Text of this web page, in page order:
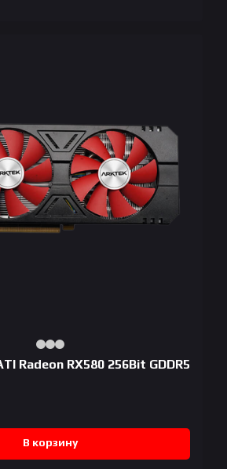
Radeon RX580 256Bit GDDR5
В корзину